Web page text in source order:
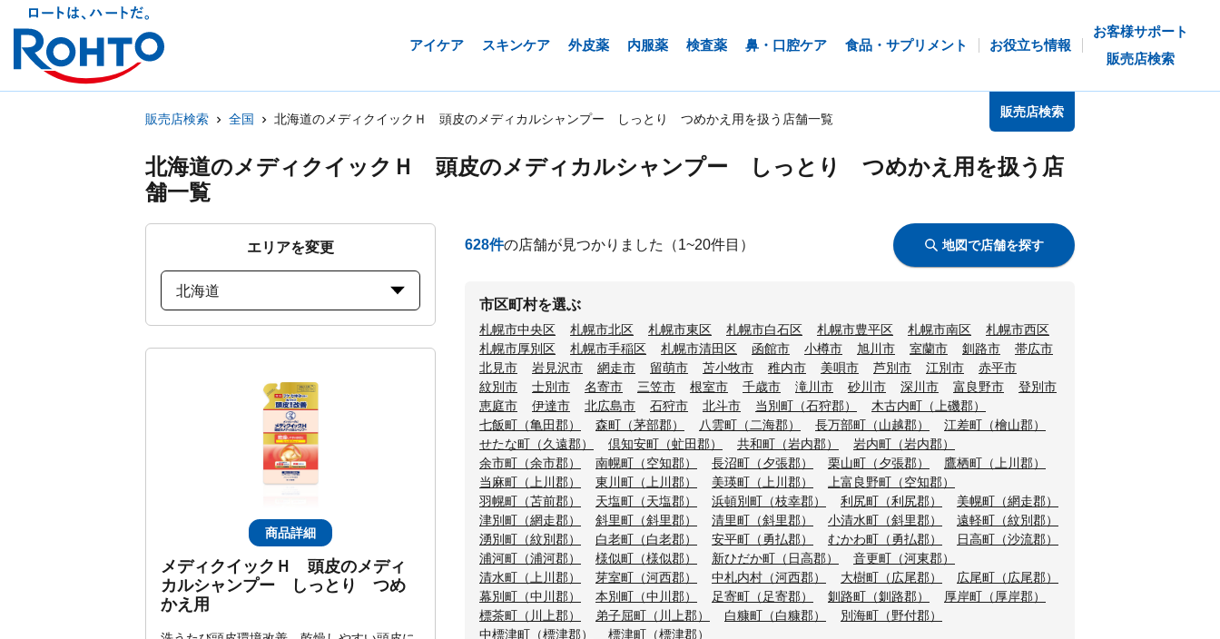
アイケア スキンケア 外皮薬 内服薬 検査薬 鼻・口腔ケア 食品・サプリメント お役立ち情報
お客様サポート
販売店検索
販売店検索 全国 北海道のメディクイックＨ 頭皮のメディカルシャンプー しっとり つめかえ用を扱う店舗一覧 販売店検索
北海道のメディクイックＨ 頭皮のメディカルシャンプー しっとり つめかえ用を扱う店
舗一覧
エリアを変更
北海道
商品詳細
メディクイックＨ 頭皮のメディ
カルシャンプー しっとり つめ
かえ用
628件の店舗が見つかりました （1~20件目） 地図で店舗を探す
市区町村を選ぶ
札幌市中央区 札幌市北区 札幌市東区 札幌市白石区 札幌市豊平区 札幌市南区
札幌市西区
札幌市厚別区
札幌市手稲区 札幌市清田区 函館市 小樽市 旭川市 室蘭市 釧路市
帯広市
北見市
岩見沢市 網走市 留萌市 苫小牧市 稚内市 美唄市 芦別市 江別市
赤平市
紋別市
士別市 名寄市 三笠市 根室市 千歳市 滝川市 砂川市 深川市 富良野市
登別市
恵庭市
伊達市 北広島市 石狩市 北斗市 当別町（石狩郡）
木古内町（上磯郡）
七飯町（亀田郡）
森町（茅部郡） 八雲町（二海郡） 長万部町（山越郡）
江差町（檜山郡）
せたな町（久遠郡）
倶知安町（虻田郡） 共和町（岩内郡）
岩内町（岩内郡）
余市町（余市郡）
南幌町（空知郡） 長沼町（夕張郡） 栗山町（夕張郡）
鷹栖町（上川郡）
当麻町（上川郡）
東川町（上川郡） 美瑛町（上川郡）
上富良野町（空知郡）
羽幌町（苫前郡）
天塩町（天塩郡） 浜頓別町（枝幸郡） 利尻町（利尻郡）
美幌町（網走郡）
津別町（網走郡）
斜里町（斜里郡） 清里町（斜里郡） 小清水町（斜里郡）
遠軽町（紋別郡）
湧別町（紋別郡）
白老町（白老郡） 安平町（勇払郡） むかわ町（勇払郡）
日高町（沙流郡）
浦河町（浦河郡）
様似町（様似郡） 新ひだか町（日高郡）
音更町（河東郡）
清水町（上川郡）
芽室町（河西郡） 中札内村（河西郡） 大樹町（広尾郡）
広尾町（広尾郡）
幕別町（中川郡）
本別町（中川郡） 足寄町（足寄郡） 釧路町（釧路郡）
厚岸町（厚岸郡）
標茶町（川上郡）
弟子屈町（川上郡） 白糠町（白糠郡）
別海町（野付郡）
中標津町（標津郡）
標津町（標津郡）